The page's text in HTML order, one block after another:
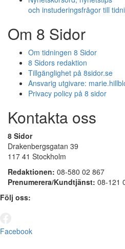
och instuderingsfrågor till
Om 8 Sidor
Om tidningen 8 Sidor
8 Sidors redaktion
Tillgänglighet på 8sidor.se
Ansvarig utgivare:
Privacy policy på 8 sidor
Kontakta oss
8 Sidor
Drakenbergsgatan 39
117 41 Stockholm
Redaktionen: 08-580 02 867
Prenumerera/Kundtjänst: 08-121
Följ oss:
Facebook